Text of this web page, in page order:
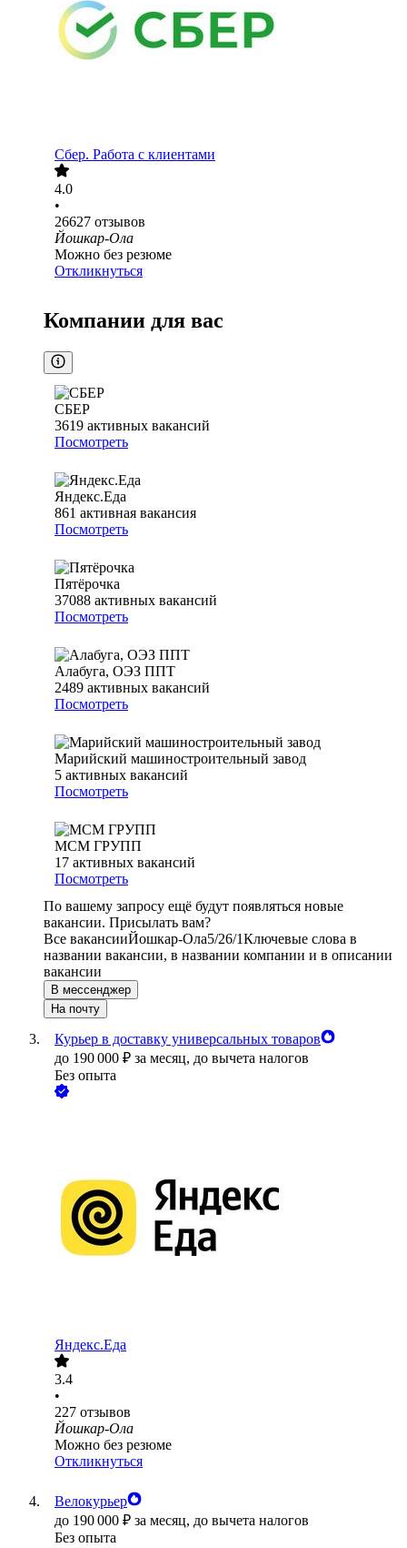
Сбер. Работа с клиентами
4.0
•
26627 отзывов
Йошкар-Ола
Можно без резюме
Откликнуться
Компании для вас
СБЕР
3619 активных вакансий
Посмотреть
Яндекс.Еда
861 активная вакансия
Посмотреть
Пятёрочка
37088 активных вакансий
Посмотреть
Алабуга, ОЭЗ ППТ
2489 активных вакансий
Посмотреть
Марийский машиностроительный завод
5 активных вакансий
Посмотреть
МСМ ГРУПП
17 активных вакансий
Посмотреть
По вашему запросу ещё будут появляться новые
вакансии. Присылать вам?
Все вакансииЙошкар-Ола5/26/1Ключевые слова в
названии вакансии, в названии компании и в описании
вакансии
В мессенджер
На почту
Курьер в доставку универсальных товаров
до 190 000 ₽ за месяц, до вычета налогов
Без опыта
Яндекс.Еда
3.4
•
227 отзывов
Йошкар-Ола
Можно без резюме
Откликнуться
Велокурьер
до 190 000 ₽ за месяц, до вычета налогов
Без опыта